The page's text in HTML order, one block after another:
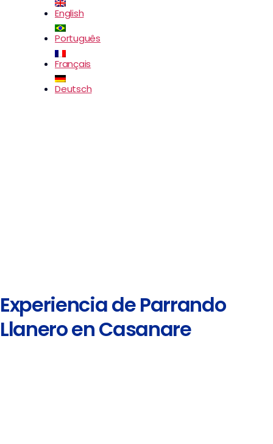
English
Português
Français
Deutsch
Experiencia de Parrando
Llanero en Casanare